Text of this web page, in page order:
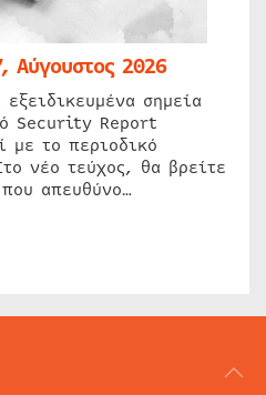
2026
σημεία
Security Report
με το περιοδικό
νέο τεύχος, θα βρείτε
απευθύνο…